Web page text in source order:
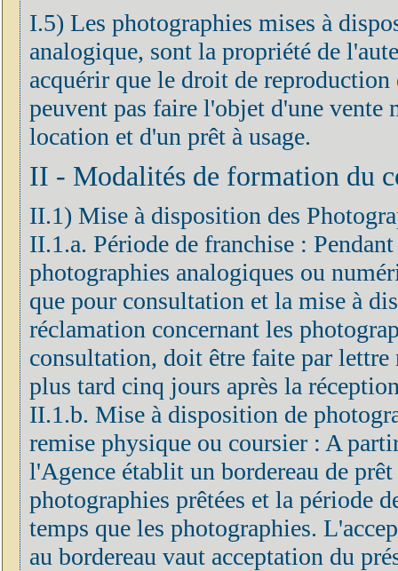
I.5) Les photographies mises à
analogique, sont la propriété de
acquérir que le droit de
peuvent pas faire l'objet d'une vente
location et d'un prêt à usage.
II - Modalités de formation du
II.1) Mise à disposition des
II.1.a. Période de franchise :
photographies analogiques ou
que pour consultation et la mise à
réclamation concernant les
consultation, doit être faite par lettre
plus tard cinq jours après la
II.1.b. Mise à disposition de
remise physique ou coursier : A
l'Agence établit un bordereau de
photographies prêtées et la période
temps que les photographies.
au bordereau vaut acceptation du